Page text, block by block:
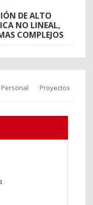
DE ALTO
NO LINEAL,
COMPLEJOS
Personal Proyectos